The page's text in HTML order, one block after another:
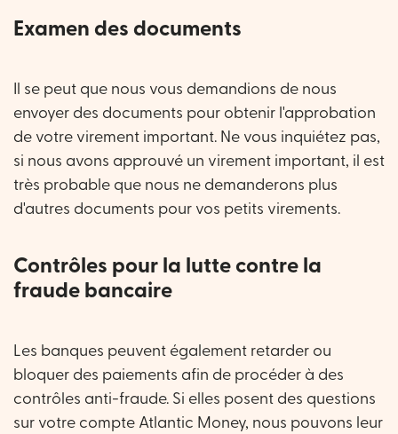
Examen des documents
Il se peut que nous vous demandions de nous
envoyer des documents pour obtenir l'approbation
de votre virement important. Ne vous inquiétez pas,
si nous avons approuvé un virement important, il est
très probable que nous ne demanderons plus
d'autres documents pour vos petits virements.
Contrôles pour la lutte contre la
fraude bancaire
Les banques peuvent également retarder ou
bloquer des paiements afin de procéder à des
contrôles anti-fraude. Si elles posent des questions
sur votre compte Atlantic Money, nous pouvons leur